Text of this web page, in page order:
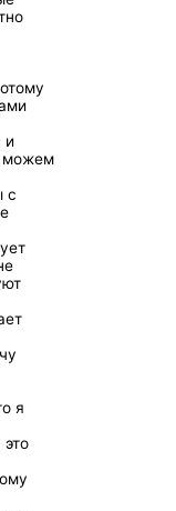
и
можем
с
я